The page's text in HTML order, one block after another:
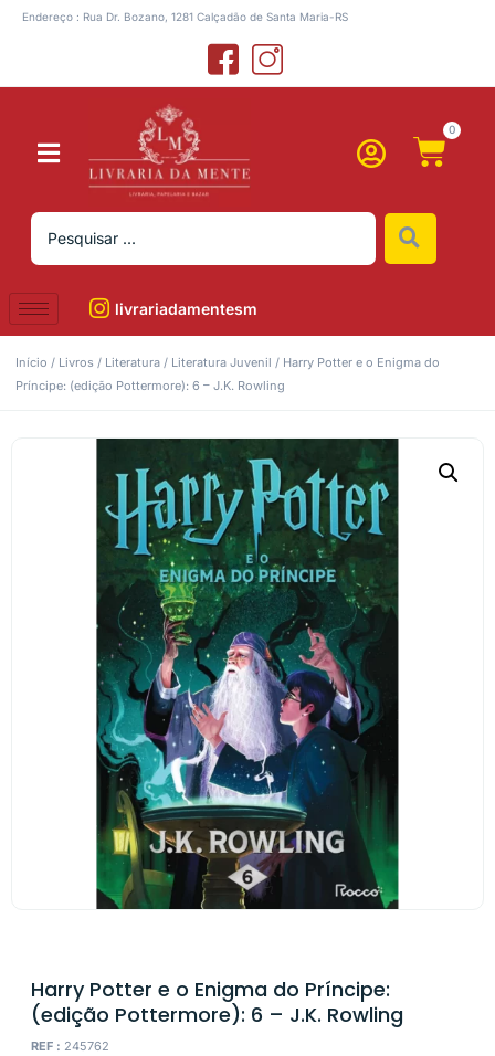
Endereço : Rua Dr. Bozano, 1281 Calçadão de Santa Maria-RS
0
livrariadamentesm
Início / Livros / Literatura / Literatura Juvenil / Harry Potter e o Enigma do
Príncipe: (edição Pottermore): 6 – J.K. Rowling
Harry Potter e o Enigma do Príncipe:
(edição Pottermore): 6 – J.K. Rowling
REF : 245762